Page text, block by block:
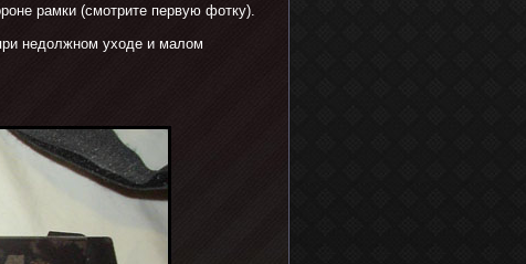
рамки (смотрите первую фотку).
недолжном уходе и малом